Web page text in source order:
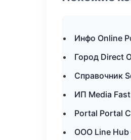
Инфо Online
Город Direct
Справочник
ИП Media
Portal Portal
ООО Line Hub